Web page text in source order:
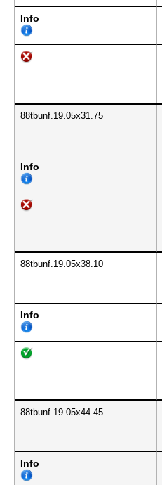
Info
88tbunf.19.05x31.75
Info
88tbunf.19.05x38.10
Info
88tbunf.19.05x44.45
Info